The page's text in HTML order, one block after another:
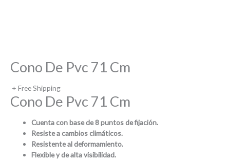
Cono De Pvc 71 Cm
+ Free Shipping
Cono De Pvc 71 Cm
Cuenta con base de 8 puntos de fijación.
Resiste a cambios climáticos.
Resistente al deformamiento.
Flexible y de alta visibilidad.